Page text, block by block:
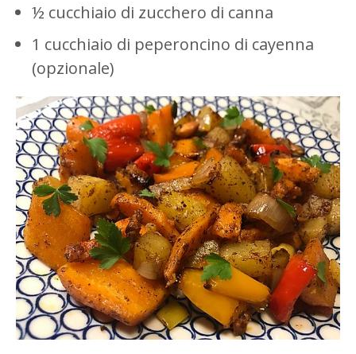
½ cucchiaio di zucchero di canna
1 cucchiaio di peperoncino di cayenna
(opzionale)